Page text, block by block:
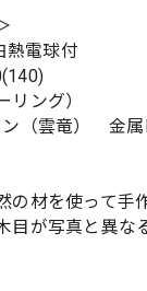
電球付
リング）
（雲竜） 金属
材を使って手
写真と異なる